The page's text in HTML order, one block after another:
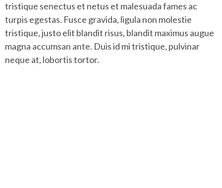
tristique senectus et netus et malesuada fames ac
turpis egestas. Fusce gravida, ligula non molestie
tristique, justo elit blandit risus, blandit maximus augue
magna accumsan ante. Duis id mi tristique, pulvinar
neque at, lobortis tortor.